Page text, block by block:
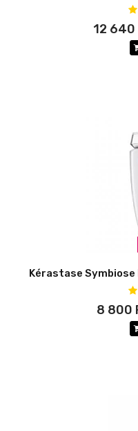
12 640
Kérastase
8 800